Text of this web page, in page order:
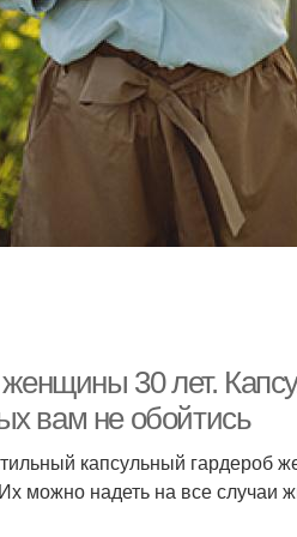
30 лет.
вам не обойтись
капсульный гардероб
можно надеть на все